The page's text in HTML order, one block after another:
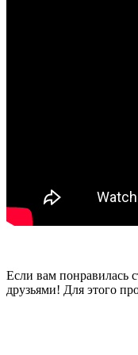
Если вам понравилась
друзьями! Для этого